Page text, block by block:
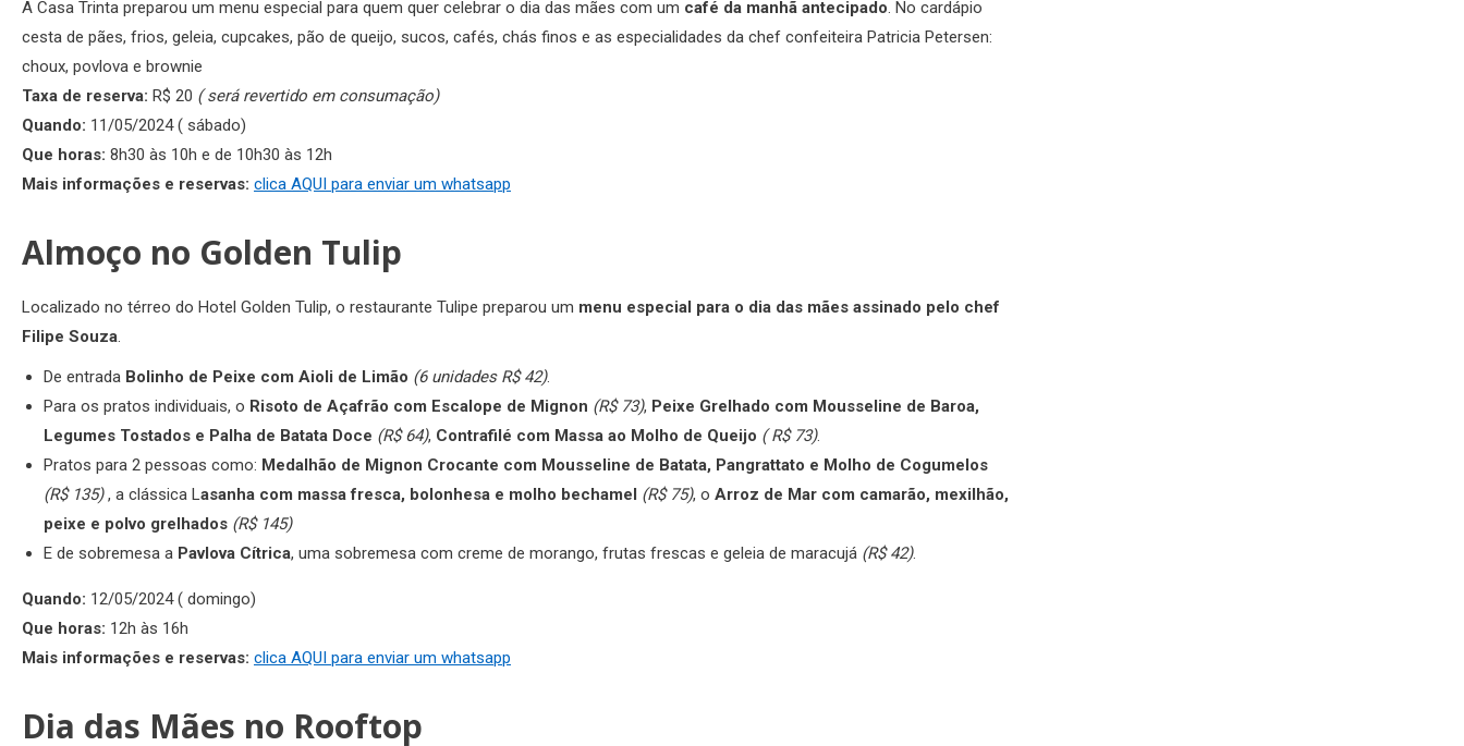
A Casa Trinta preparou um menu especial para quem quer celebrar o dia das mães com um café da manhã antecipado. No cardápio
cesta de pães, frios, geleia, cupcakes, pão de queijo, sucos, cafés, chás finos e as especialidades da chef confeiteira Patricia Petersen:
choux, povlova e brownie
Taxa de reserva: R$ 20 ( será revertido em consumação)
Quando: 11/05/2024 ( sábado)
Que horas: 8h30 às 10h e de 10h30 às 12h
Mais informações e reservas: clica AQUI para enviar um whatsapp
Almoço no Golden Tulip
Localizado no térreo do Hotel Golden Tulip, o restaurante Tulipe preparou um menu especial para o dia das mães assinado pelo chef
Filipe Souza.
De entrada Bolinho de Peixe com Aioli de Limão (6 unidades R$ 42).
Para os pratos individuais, o Risoto de Açafrão com Escalope de Mignon (R$ 73), Peixe Grelhado com Mousseline de Baroa,
Legumes Tostados e Palha de Batata Doce (R$ 64), Contrafilé com Massa ao Molho de Queijo ( R$ 73).
Pratos para 2 pessoas como: Medalhão de Mignon Crocante com Mousseline de Batata, Pangrattato e Molho de Cogumelos
(R$ 135), a clássica Lasanha com massa fresca, bolonhesa e molho bechamel (R$ 75), o Arroz de Mar com camarão, mexilhão,
peixe e polvo grelhados (R$ 145)
E de sobremesa a Pavlova Cítrica, uma sobremesa com creme de morango, frutas frescas e geleia de maracujá (R$ 42).
Quando: 12/05/2024 ( domingo)
Que horas: 12h às 16h
Mais informações e reservas: clica AQUI para enviar um whatsapp
Dia das Mães no Rooftop